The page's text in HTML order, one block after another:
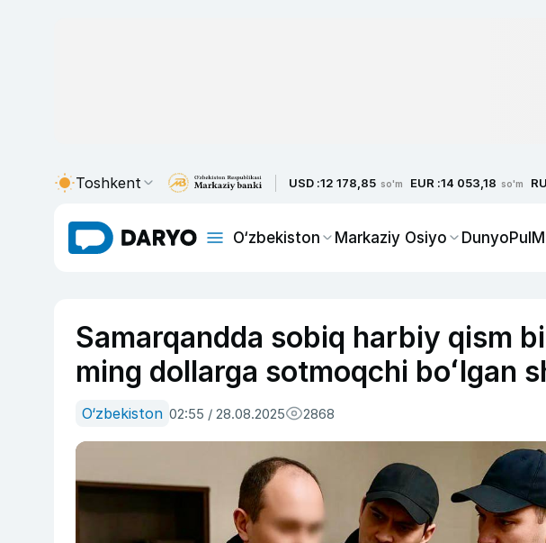
Toshkent USD :12 178,85 so'm EUR :14 053,18 so'm
O‘zbekiston Markaziy Osiyo DunyoPul
Samarqandda sobiq harbiy qism
ming dollarga sotmoqchi boʻlgan
O‘zbekiston 02:55 / 28.08.2025 2868